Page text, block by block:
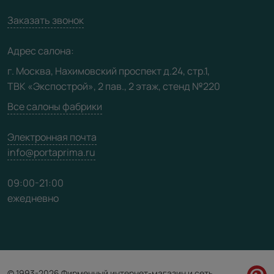
Юридическая информация
Вакансии
Видео
Карта сайта
Заказать звонок
Адрес салона:
г. Москва, Нахимовский проспект д.24, стр.1,
ТВК «Экспострой», 2 пав., 2 этаж, стенд №220
Все салоны фабрики
Электронная почта
info@portaprima.ru
09:00-21:00
ежедневно